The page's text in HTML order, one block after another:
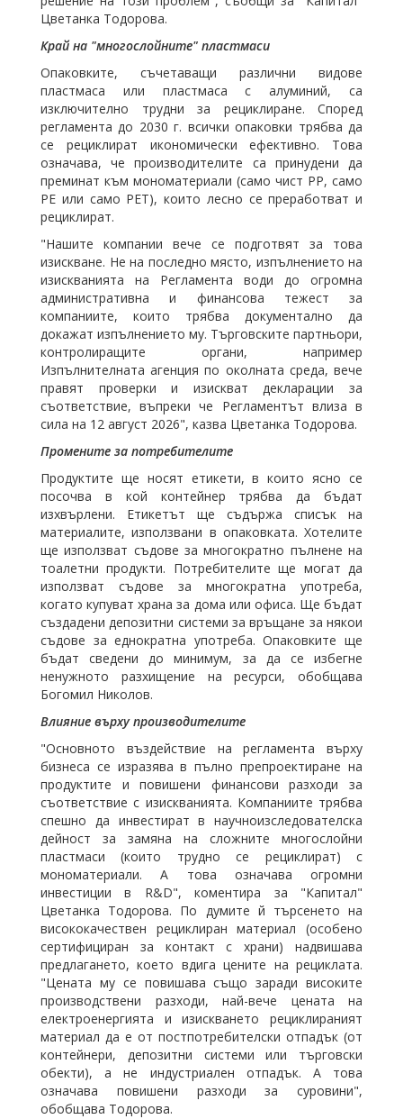
Цветанка Тодорова.
Край на "многослойните" пластмаси
Опаковките, съчетаващи различни видове
пластмаса или пластмаса с алуминий, са
изключително трудни за рециклиране. Според
регламента до 2030 г. всички опаковки трябва да
се рециклират икономически ефективно. Това
означава, че производителите са принудени да
преминат към мономатериали (само чист PP, само
PE или само PET), които лесно се преработват и
рециклират.
"Нашите компании вече се подготвят за това
изискване. Не на последно място, изпълнението на
изискванията на Регламента води до огромна
административна и финансова тежест за
компаниите, които трябва документално да
докажат изпълнението му. Търговските партньори,
контролиращите органи, например
Изпълнителната агенция по околната среда, вече
правят проверки и изискват декларации за
съответствие, въпреки че Регламентът влиза в
сила на 12 август 2026", казва Цветанка Тодорова.
Промените за потребителите
Продуктите ще носят етикети, в които ясно се
посочва в кой контейнер трябва да бъдат
изхвърлени. Етикетът ще съдържа списък на
материалите, използвани в опаковката. Хотелите
ще използват съдове за многократно пълнене на
тоалетни продукти. Потребителите ще могат да
използват съдове за многократна употреба,
когато купуват храна за дома или офиса. Ще бъдат
създадени депозитни системи за връщане за някои
съдове за еднократна употреба. Опаковките ще
бъдат сведени до минимум, за да се избегне
ненужното разхищение на ресурси, обобщава
Богомил Николов.
Влияние върху производителите
"Основното въздействие на регламента върху
бизнеса се изразява в пълно препроектиране на
продуктите и повишени финансови разходи за
съответствие с изискванията. Компаниите трябва
спешно да инвестират в научноизследователска
дейност за замяна на сложните многослойни
пластмаси (които трудно се рециклират) с
мономатериали. А това означава огромни
инвестиции в R&D", коментира за "Капитал"
Цветанка Тодорова. По думите й търсенето на
висококачествен рециклиран материал (особено
сертифициран за контакт с храни) надвишава
предлагането, което вдига цените на рециклата.
"Цената му се повишава също заради високите
производствени разходи, най-вече цената на
електроенергията и изискването рециклираният
материал да е от постпотребителски отпадък (от
контейнери, депозитни системи или търговски
обекти), а не индустриален отпадък. А това
означава повишени разходи за суровини",
обобщава Тодорова.